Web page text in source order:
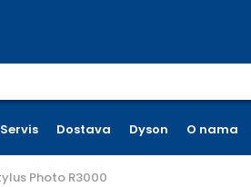
Servis Dostava Dyson O nama
Photo R3000